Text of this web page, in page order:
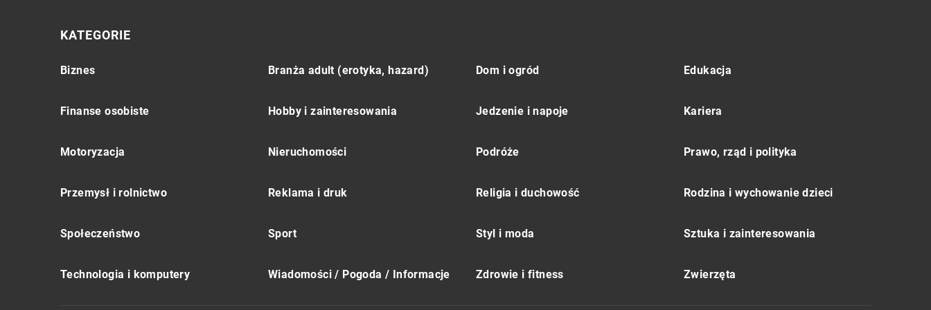
KATEGORIE
Biznes Branża adult (erotyka, hazard) Dom i ogród Edukacja
Finanse osobiste Hobby i zainteresowania Jedzenie i napoje Kariera
Motoryzacja Nieruchomości Podróże Prawo, rząd i polityka
Przemysł i rolnictwo Reklama i druk Religia i duchowość Rodzina i wychowanie dzieci
Społeczeństwo Sport Styl i moda Sztuka i zainteresowania
Technologia i komputery Wiadomości / Pogoda / Informacje Zdrowie i fitness Zwierzęta